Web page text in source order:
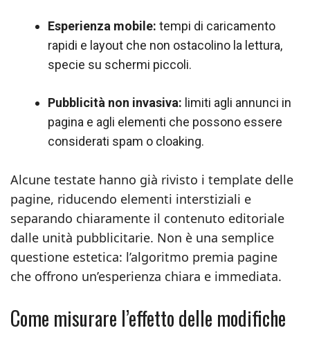
Esperienza mobile: tempi di caricamento
rapidi e layout che non ostacolino la lettura,
specie su schermi piccoli.
Pubblicità non invasiva: limiti agli annunci in
pagina e agli elementi che possono essere
considerati spam o cloaking.
Alcune testate hanno già rivisto i template delle
pagine, riducendo elementi interstiziali e
separando chiaramente il contenuto editoriale
dalle unità pubblicitarie. Non è una semplice
questione estetica: l’algoritmo premia pagine
che offrono un’esperienza chiara e immediata.
Come misurare l’effetto delle modifiche